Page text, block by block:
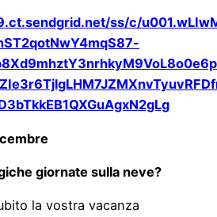
ss/c/
giornate sulla neve?
la vostra vacanza